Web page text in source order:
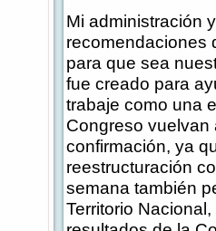
Mi administración
recomendaciones
para que sea
fue creado para
trabaje como una
Congreso vuelvan
confirmación, ya
reestructuración
semana también
Territorio